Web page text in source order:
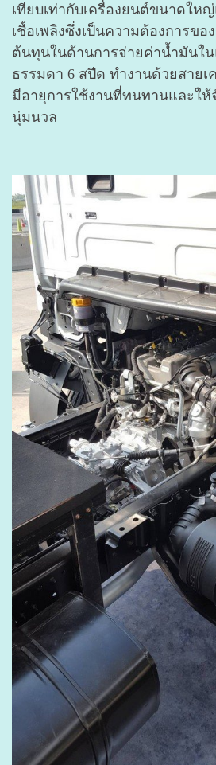
เทียบเท่ากับเครื่องยนต์ขนาดให
เชื้อเพลิงซึ่งเป็นความต้องการขอ
ต้นทุนในด้านการจ่ายค่าน้ำมันใ
ธรรมดา 6 สปีด ทำงานด้วยสายเ
มีอายุการใช้งานที่ทนทานและให้
นุ่มนวล